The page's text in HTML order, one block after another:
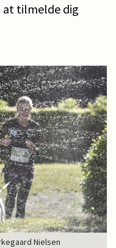
at tilmelde dig
Nielsen